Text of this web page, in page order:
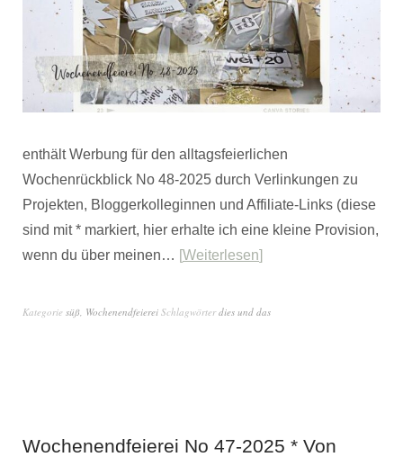
enthält Werbung für den alltagsfeierlichen
Wochenrückblick No 48-2025 durch Verlinkungen zu
Projekten, Bloggerkolleginnen und Affiliate-Links (diese
sind mit * markiert, hier erhalte ich eine kleine Provision,
wenn du über meinen… Weiterlesen
Kategorie süß Wochenendfeierei Schlagwörterdies und das
Wochenendfeierei No 47-2025 * Von